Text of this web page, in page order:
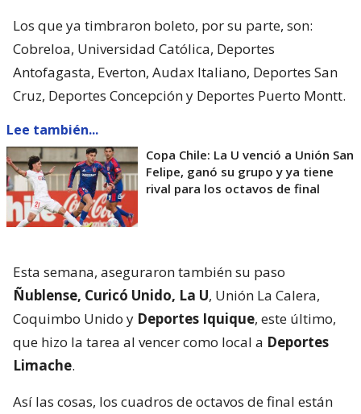
Los que ya timbraron boleto, por su parte, son:
Cobreloa, Universidad Católica, Deportes
Antofagasta, Everton, Audax Italiano, Deportes San
Cruz, Deportes Concepción y Deportes Puerto Montt.
Lee también...
Copa Chile: La U venció a Unión San
Felipe, ganó su grupo y ya tiene
rival para los octavos de final
Esta semana, aseguraron también su paso
Ñublense, Curicó Unido, La U, Unión La Calera,
Coquimbo Unido y Deportes Iquique, este último,
que hizo la tarea al vencer como local a Deportes
Limache.
Así las cosas, los cuadros de octavos de final están